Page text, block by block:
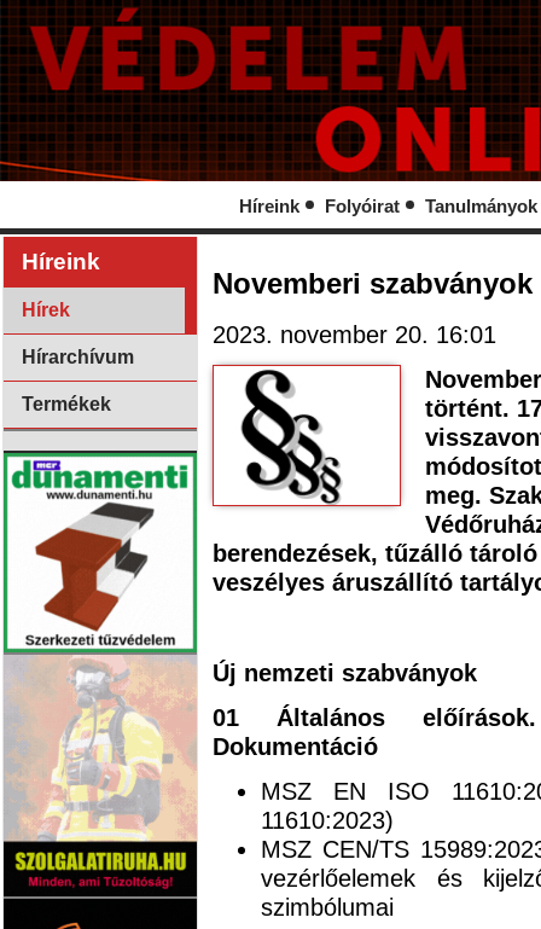
Híreink Folyóirat Tanulmányok
Híreink
Hírek
Hírarchívum
Termékek
Novemberi
2023. november 20. 16:01
történt.
meg.
berendezések, tűzálló
veszélyes áruszállító
Új nemzeti szabványok
01 Általános előírások.
Dokumentáció
MSZ EN ISO
11610:2023)
MSZ CEN/TS
vezérlőelemek és
szimbólumai